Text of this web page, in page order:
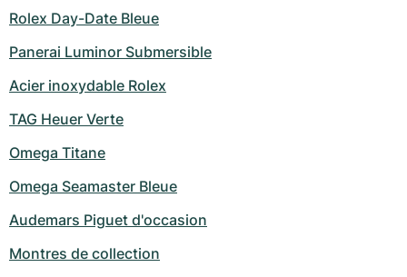
Rolex Day-Date Bleue
Panerai Luminor Submersible
Acier inoxydable Rolex
TAG Heuer Verte
Omega Titane
Omega Seamaster Bleue
Audemars Piguet d'occasion
Montres de collection